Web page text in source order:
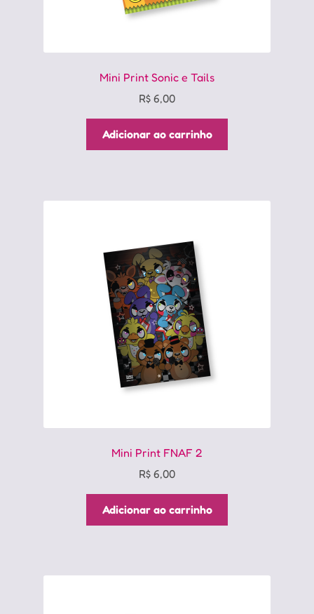
Mini Print Sonic e Tails
R$ 6,00
Adicionar ao carrinho
Mini Print FNAF 2
R$ 6,00
Adicionar ao carrinho